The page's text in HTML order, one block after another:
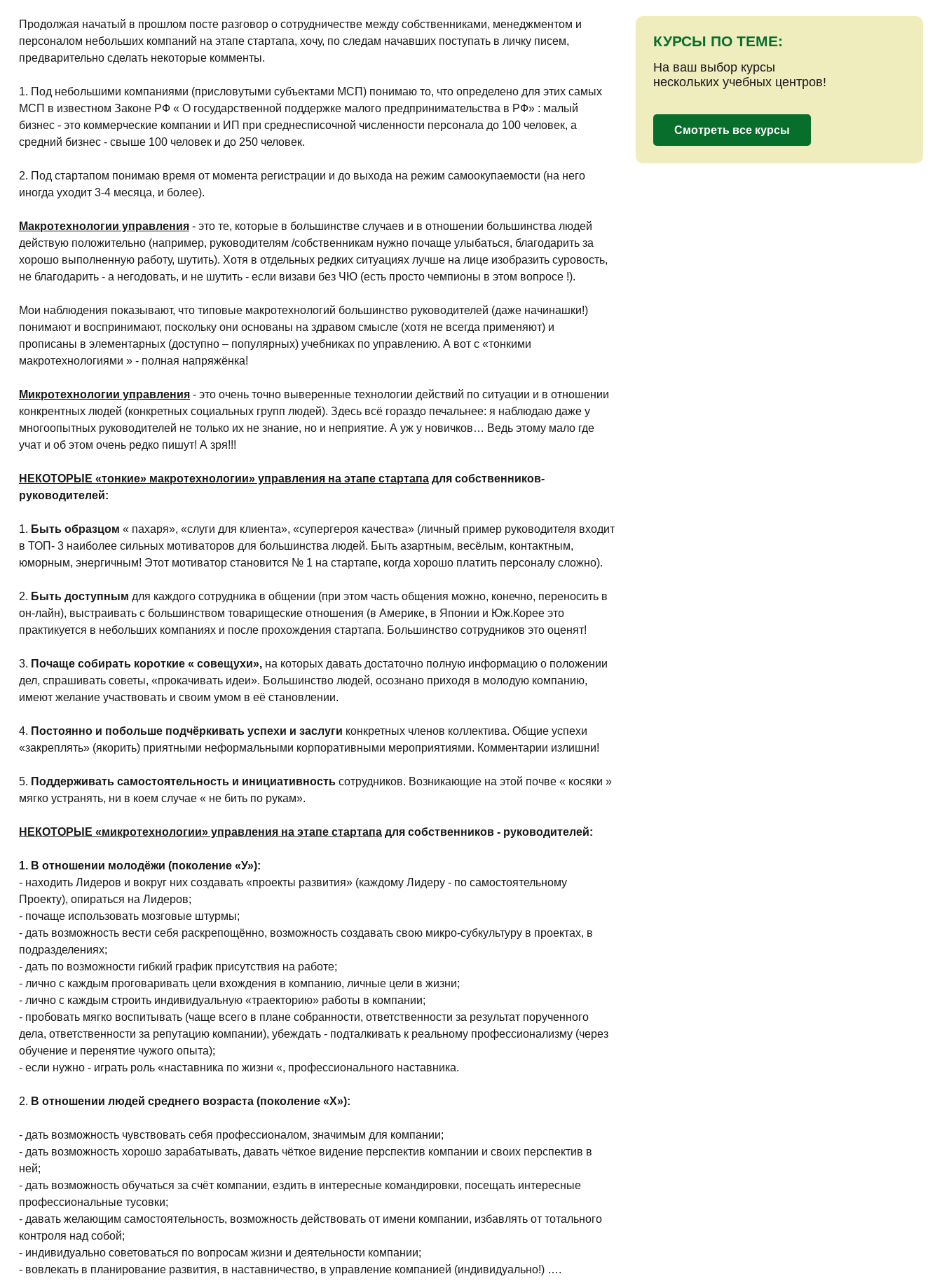
Логистика и снабжение (42)
Безопасность
Тренинги для тренеров (9)
Продолжая начатый в прошлом посте разговор о сотрудничестве между собственниками, менеджментом и
персоналом небольших компаний на этапе стартапа, хочу, по следам начавших поступать в личку писем,
предварительно сделать некоторые комменты.
1. Под небольшими компаниями (присловутыми субъектами МСП) понимаю то, что определено для этих самых
МСП в известном Законе РФ « О государственной поддержке малого предпринимательства в РФ» : малый
бизнес - это коммерческие компании и ИП при среднесписочной численности персонала до 100 человек, а
средний бизнес - свыше 100 человек и до 250 человек.
2. Под стартапом понимаю время от момента регистрации и до выхода на режим самоокупаемости (на него
иногда уходит 3-4 месяца, и более).
Макротехнологии управления - это те, которые в большинстве случаев и в отношении большинства людей
действую положительно (например, руководителям /собственникам нужно почаще улыбаться, благодарить за
хорошо выполненную работу, шутить). Хотя в отдельных редких ситуациях лучше на лице изобразить суровость,
не благодарить - а негодовать, и не шутить - если визави без ЧЮ (есть просто чемпионы в этом вопросе !).
Мои наблюдения показывают, что типовые макротехнологий большинство руководителей (даже начинашки!)
понимают и воспринимают, поскольку они основаны на здравом смысле (хотя не всегда применяют) и
прописаны в элементарных (доступно – популярных) учебниках по управлению. А вот с «тонкими
макротехнологиями » - полная напряжёнка!
Микротехнологии управления - это очень точно выверенные технологии действий по ситуации и в отношении
конкрентных людей (конкретных социальных групп людей). Здесь всё гораздо печальнее: я наблюдаю даже у
многоопытных руководителей не только их не знание, но и неприятие. А уж у новичков… Ведь этому мало где
учат и об этом очень редко пишут! А зря!!!
НЕКОТОРЫЕ «тонкие» макротехнологии» управления на этапе стартапа для собственников-
руководителей:
1. Быть образцом « пахаря», «слуги для клиента», «супергероя качества» (личный пример руководителя входит
в ТОП- 3 наиболее сильных мотиваторов для большинства людей. Быть азартным, весёлым, контактным,
юморным, энергичным! Этот мотиватор становится № 1 на стартапе, когда хорошо платить персоналу сложно).
2. Быть доступным для каждого сотрудника в общении (при этом часть общения можно, конечно, переносить в
он-лайн), выстраивать с большинством товарищеские отношения (в Америке, в Японии и Юж.Корее это
практикуется в небольших компаниях и после прохождения стартапа. Большинство сотрудников это оценят!
3. Почаще собирать короткие « совещухи», на которых давать достаточно полную информацию о положении
дел, спрашивать советы, «прокачивать идеи». Большинство людей, осознано приходя в молодую компанию,
имеют желание участвовать и своим умом в её становлении.
4. Постоянно и побольше подчёркивать успехи и заслуги конкретных членов коллектива. Общие успехи
«закреплять» (якорить) приятными неформальными корпоративными мероприятиями. Комментарии излишни!
5. Поддерживать самостоятельность и инициативность сотрудников. Возникающие на этой почве « косяки »
мягко устранять, ни в коем случае « не бить по рукам».
НЕКОТОРЫЕ «микротехнологии» управления на этапе стартапа для собственников - руководителей:
1. В отношении молодёжи (поколение «У»):
- находить Лидеров и вокруг них создавать «проекты развития» (каждому Лидеру - по самостоятельному
Проекту), опираться на Лидеров;
- почаще использовать мозговые штурмы;
- дать возможность вести себя раскрепощённо, возможность создавать свою микро-субкультуру в проектах, в
подразделениях;
- дать по возможности гибкий график присутствия на работе;
- лично с каждым проговаривать цели вхождения в компанию, личные цели в жизни;
- лично с каждым строить индивидуальную «траекторию» работы в компании;
- пробовать мягко воспитывать (чаще всего в плане собранности, ответственности за результат порученного
дела, ответственности за репутацию компании), убеждать - подталкивать к реальному профессионализму (через
обучение и перенятие чужого опыта);
- если нужно - играть роль «наставника по жизни «, профессионального наставника.
2. В отношении людей среднего возраста (поколение «Х»):
- дать возможность чувствовать себя профессионалом, значимым для компании;
- дать возможность хорошо зарабатывать, давать чёткое видение перспектив компании и своих перспектив в
ней;
- дать возможность обучаться за счёт компании, ездить в интересные командировки, посещать интересные
профессиональные тусовки;
- давать желающим самостоятельность, возможность действовать от имени компании, избавлять от тотального
контроля над собой;
- индивидуально советоваться по вопросам жизни и деятельности компании;
- вовлекать в планирование развития, в наставничество, в управление компанией (индивидуально!) ….
КУРСЫ ПО ТЕМЕ:
На ваш выбор курсы
нескольких учебных центров!
Смотреть все курсы